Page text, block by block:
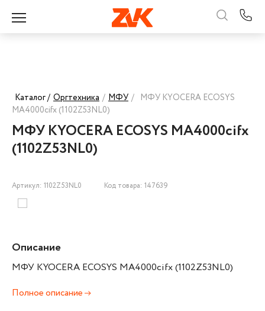
Каталог / Оргтехника / МФУ / МФУ KYOCERA ECOSYS
MA4000cifx (1102Z53NL0)
МФУ KYOCERA ECOSYS MA4000cifx
(1102Z53NL0)
Артикул: 1102Z53NL0 Код товара: 147639
Описание
МФУ KYOCERA ECOSYS MA4000cifx (1102Z53NL0)
Полное описание